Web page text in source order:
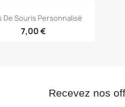
Aperçu rapide
De Souris Personnalisé
7,00 €
Recevez nos